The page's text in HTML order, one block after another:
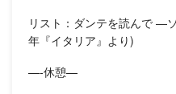
リスト：ダンテを読んで ―
年『イタリア』より)
—-休憩—